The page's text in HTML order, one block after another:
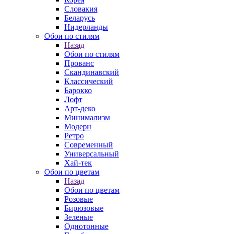
Словакия
Беларусь
Нидерланды
Обои по стилям
Назад
Обои по стилям
Прованс
Скандинавский
Классический
Барокко
Лофт
Арт-деко
Минимализм
Модерн
Ретро
Современный
Универсальный
Хай-тек
Обои по цветам
Назад
Обои по цветам
Розовые
Бирюзовые
Зеленые
Однотонные